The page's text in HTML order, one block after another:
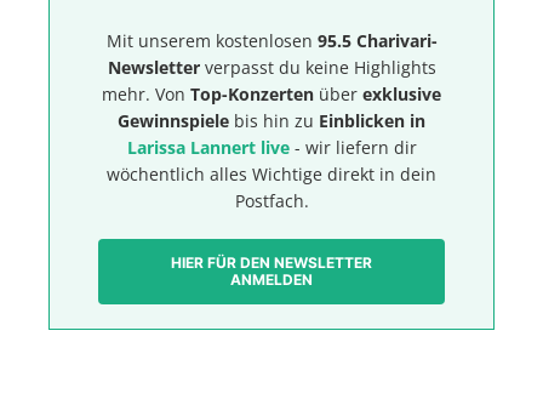
Mit unserem kostenlosen 95.5 Charivari-
Newsletterverpasst du keine Highlights
mehr. Von Top-Konzerten über exklusive
Gewinnspiele bis hin zu Einblicken in
Larissa Lannert live- wir liefern dir
wöchentlich alles Wichtige direkt in dein
Postfach.
HIER FÜR DEN NEWSLETTER
ANMELDEN